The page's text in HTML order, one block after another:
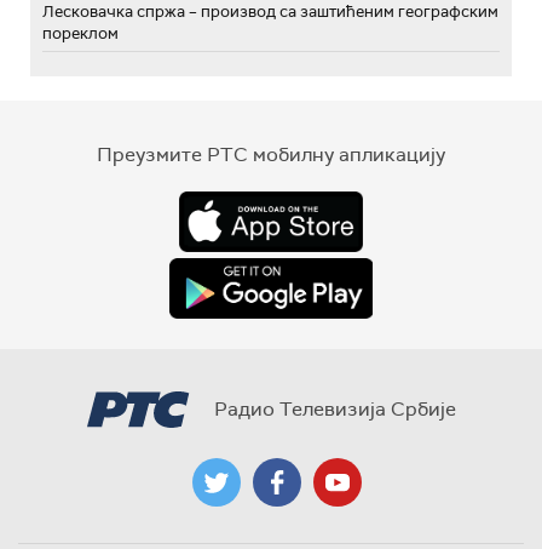
Лесковачка спржа – производ са заштићеним географским
пореклом
Преузмите РТС мобилну апликацију
Радио Телевизија Србије